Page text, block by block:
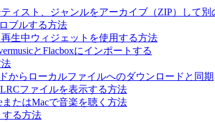
ィスト、ジャンルをアーカイブ（ZIP）して
ブルする方法
再生中ウィジェットを使用する方法
とFlacboxにインポートする
からローカルファイルへのダウンロードと同期
ファイルを表示する方法
たはMacで音楽を聴く方法
する方法